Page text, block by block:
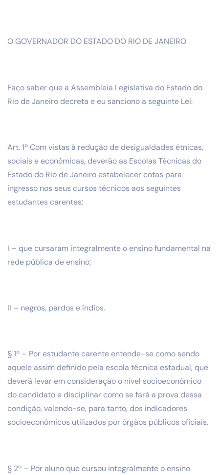
O GOVERNADOR DO ESTADO DO RIO DE JANEIRO
Faço saber que a Assembleia Legislativa do Estado do
Rio de Janeiro decreta e eu sanciono a seguinte Lei:
Art. 1º Com vistas à redução de desigualdades étnicas,
sociais e econômicas, deverão as Escolas Técnicas do
Estado do Rio de Janeiro estabelecer cotas para
ingresso nos seus cursos técnicos aos seguintes
estudantes carentes:
I – que cursaram integralmente o ensino fundamental na
rede pública de ensino;
II – negros, pardos e índios.
§ 1º – Por estudante carente entende-se como sendo
aquele assim definido pela escola técnica estadual, que
deverá levar em consideração o nível socioeconômico
do candidato e disciplinar como se fará a prova dessa
condição, valendo-se, para tanto, dos indicadores
socioeconômicos utilizados por órgãos públicos oficiais.
§ 2º – Por aluno que cursou integralmente o ensino